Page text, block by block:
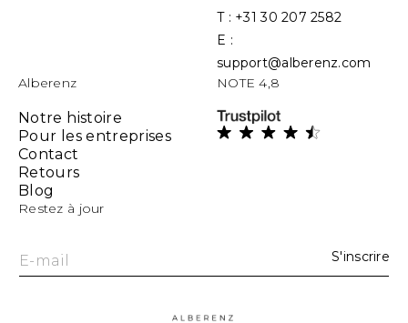
Alberenz
Notre histoire
Pour les entreprises
Contact
Retours
Blog
T : +31 30 207 2582
E :
support@alberenz.com
Restez à jour
E-mail S'inscrire
NOTE 4,8